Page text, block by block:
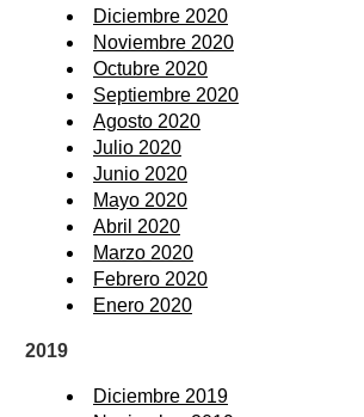
Diciembre 2020
Noviembre 2020
Octubre 2020
Septiembre 2020
Agosto 2020
Julio 2020
Junio 2020
Mayo 2020
Abril 2020
Marzo 2020
Febrero 2020
Enero 2020
2019
Diciembre 2019